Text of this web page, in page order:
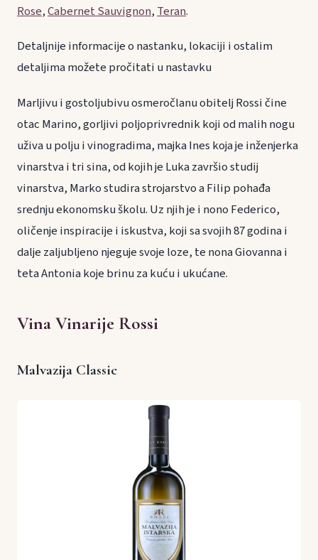
Rose,Cabernet Sauvignon,Teran.
Detaljnije informacije o nastanku, lokaciji i ostalim
detaljima možete pročitati u nastavku
Marljivu i gostoljubivu osmeročlanu obitelj Rossi čine
otac Marino, gorljivi poljoprivrednik koji od malih nogu
uživa u polju i vinogradima, majka Ines koja je inženjerka
vinarstva i tri sina, od kojih je Luka završio studij
vinarstva, Marko studira strojarstvo a Filip pohađa
srednju ekonomsku školu. Uz njih je i nono Federico,
oličenje inspiracije i iskustva, koji sa svojih 87 godina i
dalje zaljubljeno njeguje svoje loze, te nona Giovanna i
teta Antonia koje brinu za kuću i ukućane.
Vina Vinarije Rossi
Malvazija Classic